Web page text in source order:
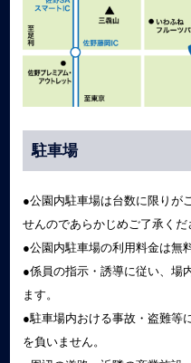
駐車場
●公園内駐車場は台数に限りが
せんのであらかじめご了承くだ
●公園内駐車場の利用料金は無
●係員の指示・誘導に従い、場
ます。
●駐車場内おける事故・盗難等
を負いません。